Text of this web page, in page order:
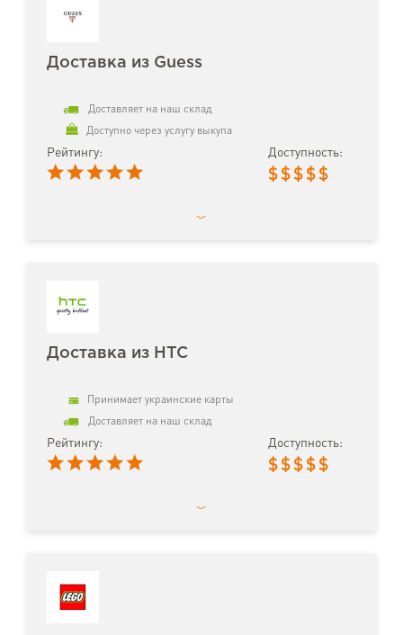
Доставка из Guess
Доставляет на наш склад
Доступно через услугу выкупа
Рейтингу: Доступность:
$ $ $ $ $
Доставка из HTC
Принимает украинские карты
Доставляет на наш склад
Рейтингу: Доступность:
$ $ $ $ $